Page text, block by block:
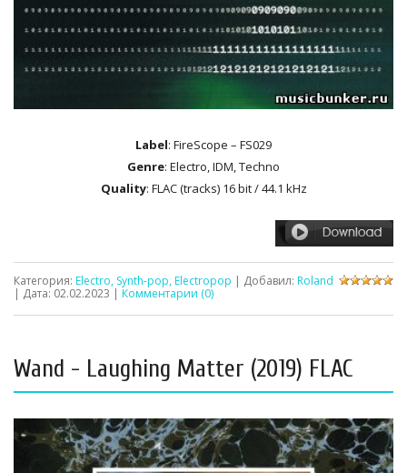
Label: FireScope – FS029
Genre: Electro, IDM, Techno
Quality: FLAC (tracks) 16 bit / 44.1 kHz
Категория: Electro, Synth-pop, Electropop | Добавил: Roland
| Дата: 02.02.2023 | Комментарии (0)
Wand - Laughing Matter (2019) FLAC